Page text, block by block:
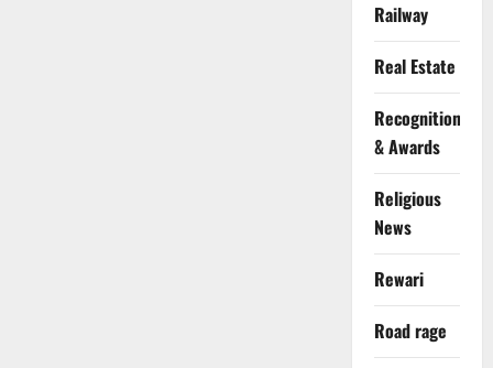
Railway
Real Estate
Recognition
& Awards
Religious
News
Rewari
Road rage